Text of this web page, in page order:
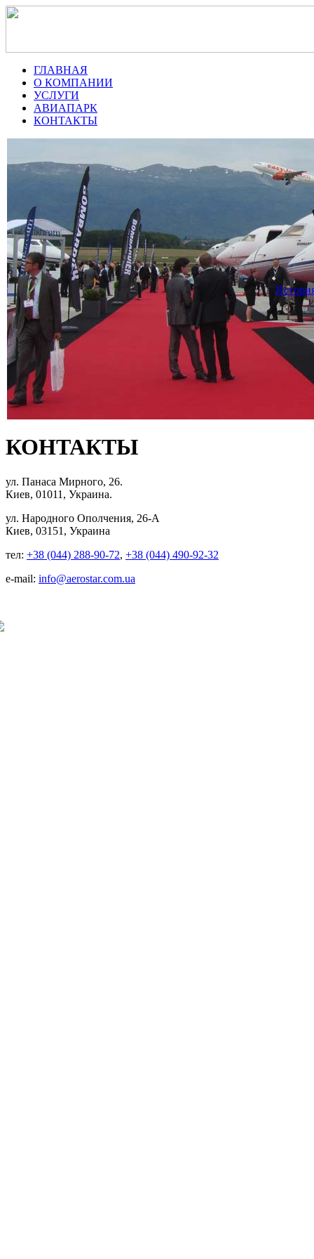
ГЛАВНАЯ
О КОМПАНИИ
УСЛУГИ
АВИАПАРК
КОНТАКТЫ
КОНТАКТЫ
ул. Панаса Мирного, 26.
Киев, 01011, Украина.
ул. Народного Ополчения, 26-А
Киев, 03151, Украина
тел: +38 (044) 288-90-72, +38 (044) 490-92-32
e-mail: info@aerostar.com.ua